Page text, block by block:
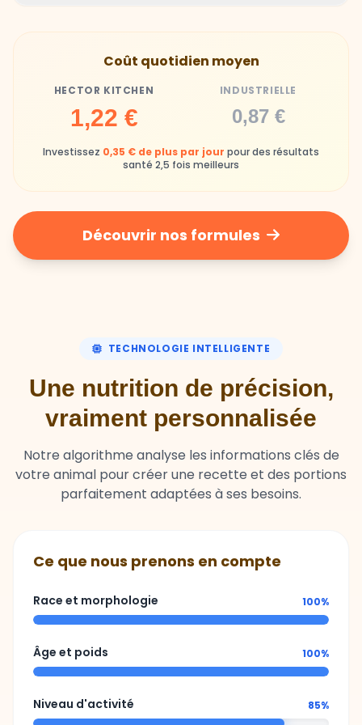
Industrielle
chimiques
Industrielle
Repas souvent boudés ou mangés sans plaisir
Coût quotidien moyen
HECTOR KITCHEN
1,22 €
INDUSTRIELLE
0,87 €
Investissez 0,35 € de plus par jour pour des résultats
santé 2,5 fois meilleurs
Découvrir nos formules
TECHNOLOGIE INTELLIGENTE
Une nutrition de précision,
vraiment personnalisée
Notre algorithme analyse les informations clés de
votre animal pour créer une recette et des portions
parfaitement adaptées à ses besoins.
Ce que nous prenons en compte
Race et morphologie 100%
Âge et poids 100%
Niveau d'activité 85%